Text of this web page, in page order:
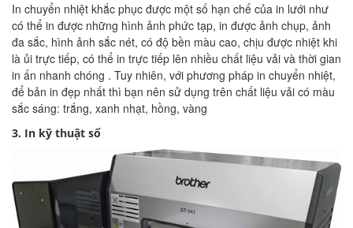
In chuyển nhiệt khắc phục được một số hạn chế của in lưới như
có thể in được những hình ảnh phức tạp, in được ảnh chụp, ảnh
đa sắc, hình ảnh sắc nét, có độ bền màu cao, chịu được nhiệt khi
là ủi trực tiếp, có thể in trực tiếp lên nhiều chất liệu vải và thời gian
in ấn nhanh chóng . Tuy nhiên, với phương pháp in chuyển nhiệt,
để bản in đẹp nhất thì bạn nên sử dụng trên chất liệu vải có màu
sắc sáng: trắng, xanh nhạt, hồng, vàng
3. In kỹ thuật số